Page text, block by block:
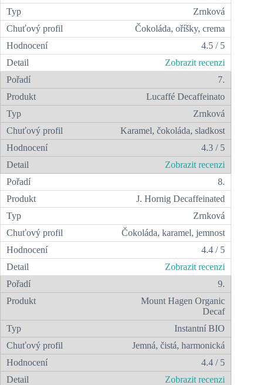
Zrnková
Čokoláda, oříšky, crema
4.5 / 5
Zobrazit recenzi
7.
Lucaffé Decaffeinato
Zrnková
Karamel, čokoláda, sladkost
4.3 / 5
Zobrazit recenzi
8.
J. Hornig Decaffeinated
Zrnková
Čokoláda, karamel, jemnost
4.4 / 5
Zobrazit recenzi
9.
Mount Hagen Organic
Decaf
Instantní BIO
Jemná, čistá, harmonická
4.4 / 5
Zobrazit recenzi